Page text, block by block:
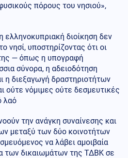
πόρους του νησιού»,
ελληνοκυπριακή διοίκηση δεν
νησί, υποστηρίζοντας ότι οι
— όπως η υπογραφή
σύνορα, η αδειοδότηση
η διεξαγωγή δραστηριοτήτων
ούτε νόμιμες ούτε δεσμευτικές
λαό
την ανάγκη συναίνεσης και
μεταξύ των δύο κοινοτήτων
να λάβει αμοιβαία
των δικαιωμάτων της ΤΔΒΚ σε